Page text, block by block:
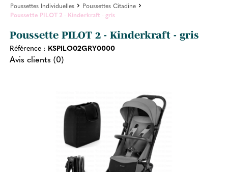
Poussettes Individuelles
Poussettes Citadine
Poussette PILOT 2 - Kinderkraft - gris
Poussette PILOT 2 - Kinderkraft - gris
Référence : KSPILO02GRY0000
Avis clients (0)